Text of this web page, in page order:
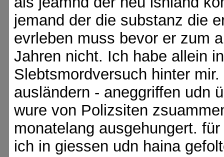
jemand der die substanz die
evrleben muss bevor er zum
Jahren nicht. Ich habe allein
Slebtsmordversuch hinter
ausländern - aneggriffen udn
wure von Polizsiten
monatelang ausgehungert.
ich in giessen udn haina